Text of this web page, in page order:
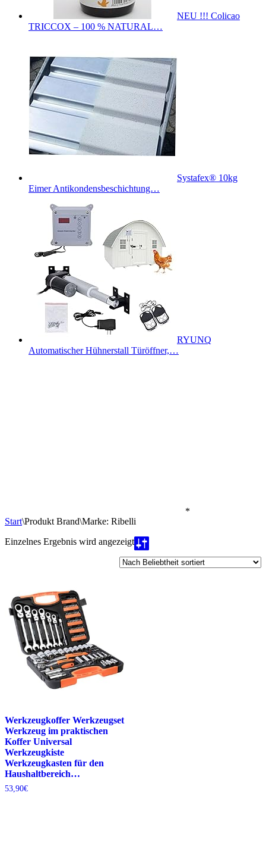
NEU !!! Colicao
TRICCOX – 100 % NATURAL…
Systafex® 10kg
Eimer Antikondensbeschichtung…
RYUNQ
Automatischer Hühnerstall Türöffner,…
*
Start\Produkt Brand\Marke: Ribelli
Einzelnes Ergebnis wird angezeigt
Werkzeugkoffer Werkzeugset
Werkzeug im praktischen
Koffer Universal
Werkzeugkiste
Werkzeugkasten für den
Haushaltbereich…
53,90€